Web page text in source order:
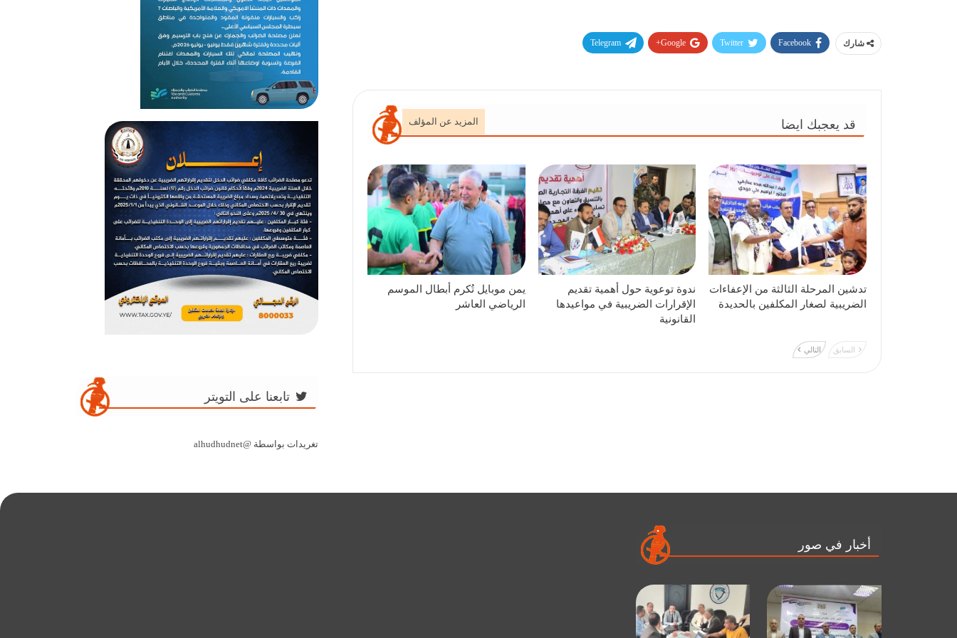
شارك Facebook
Twitter
Google+
Telegram
قد يعجبك ايضا المزيد عن المؤلف
تدشين المرحلة الثالثة من الإعفاءات
الضريبية لصغار المكلفين بالحديدة
ندوة توعوية حول أهمية تقديم
الإقرارات الضريبية في مواعيدها
القانونية
يمن موبايل تُكرم أبطال الموسم
الرياضي العاشر
السابق التالي
تابعنا على التويتر
تغريدات بواسطة @alhudhudnet
أخبار في صور